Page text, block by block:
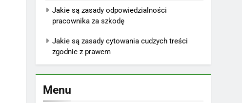
Jakie są zasady odpowiedzialności
pracownika za szkodę
Jakie są zasady cytowania cudzych treści
zgodnie z prawem
Menu